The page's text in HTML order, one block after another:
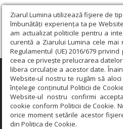
Ziarul Lumina utilizează fişiere de
îmbunătăți experiența ta pe
am actualizat politicile pentru a
curentă a Ziarului Lumina cele
Regulamentul (UE) 2016/679
ceea ce privește prelucrarea
libera circulație a acestor date.
Website-ul nostru te rugăm să
înțelege conținutul Politicii de
Website-ul nostru confirmi
cookie conform Politicii de Cookie.
orice moment setările acestor
din Politica de Cookie.